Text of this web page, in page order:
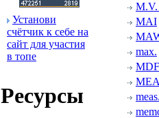
Установи
счётчик к себе на
сайт для участия
в топе
Ресуpсы
MAI
max.
MDF
MEA
meas.